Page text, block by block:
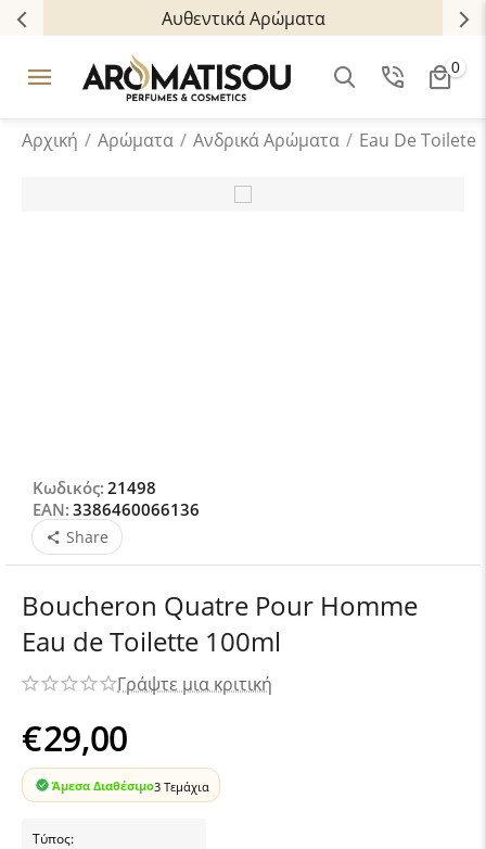
Αυθεντικά Αρώματα
0
Αρχική / Αρώματα / Ανδρικά Aρώματα / Eau De Toilete
EAN: 3386460066136
Κωδικός: 21498
Share
Boucheron Quatre Pour Homme
Eau de Toilette 100ml
Γράψτε μια κριτική
€29,00
Άμεσα Διαθέσιμο3 Τεμάχια
Τύπος: